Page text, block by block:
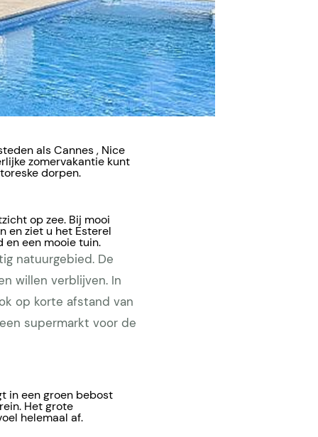
als Cannes , Nice
zomervakantie kunt
dorpen.
op zee. Bij mooi
en ziet u het Esterel
en een mooie tuin.
natuurgebied. De
willen verblijven. In
op korte afstand van
supermarkt voor de
in een groen bebost
Het grote
helemaal af.